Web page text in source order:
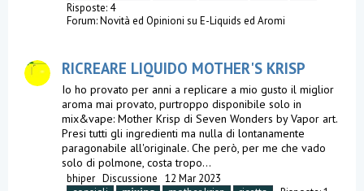
Risposte: 4
Forum:Novità ed Opinioni su E-Liquids ed Aromi
RICREARE LIQUIDO MOTHER'S KRISP
Io ho provato per anni a replicare a mio gusto il miglior
aroma mai provato, purtroppo disponibile solo in
mix&vape: Mother Krisp di Seven Wonders by Vapor art.
Presi tutti gli ingredienti ma nulla di lontanamente
paragonabile all'originale. Che però, per me che vado
solo di polmone, costa tropo...
bhiper Discussione 12 Mar 2023